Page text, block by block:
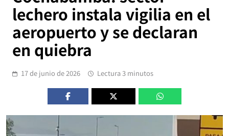
lechero instala vigilia en el
aeropuerto y se declaran
en quiebra
17 de junio de 2026 Lectura 3 minutos